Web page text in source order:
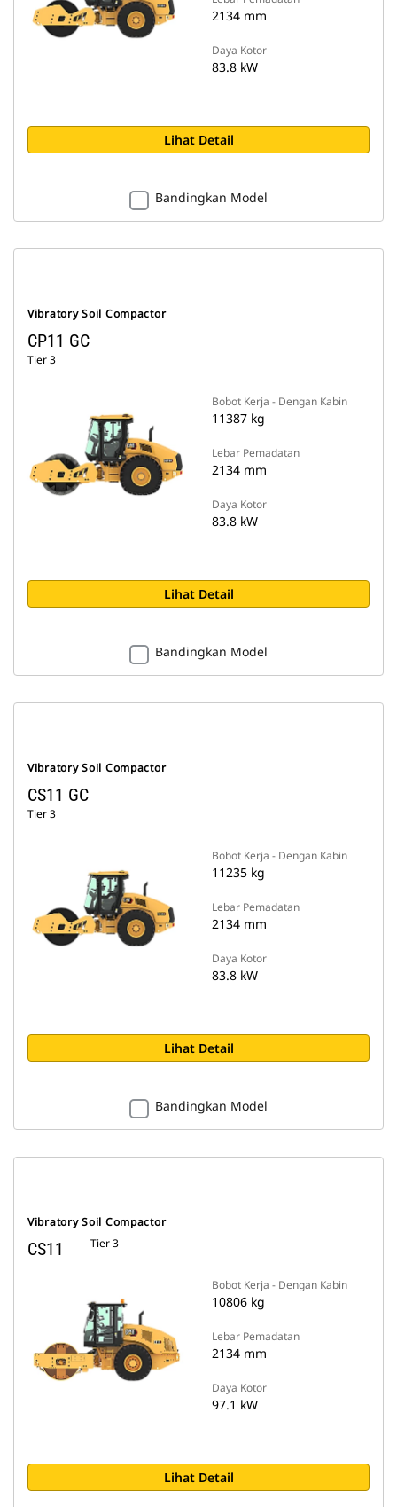
2134 mm
Daya Kotor
83.8 kW
Lihat Detail
Bandingkan Model
Vibratory Soil Compactor
CP11 GC
Tier 3
Bobot Kerja - Dengan Kabin
11387 kg
Lebar Pemadatan
2134 mm
Daya Kotor
83.8 kW
Lihat Detail
Bandingkan Model
Vibratory Soil Compactor
CS11 GC
Tier 3
Bobot Kerja - Dengan Kabin
11235 kg
Lebar Pemadatan
2134 mm
Daya Kotor
83.8 kW
Lihat Detail
Bandingkan Model
Vibratory Soil Compactor
CS11 Tier 3
Bobot Kerja - Dengan Kabin
10806 kg
Lebar Pemadatan
2134 mm
Daya Kotor
97.1 kW
Lihat Detail